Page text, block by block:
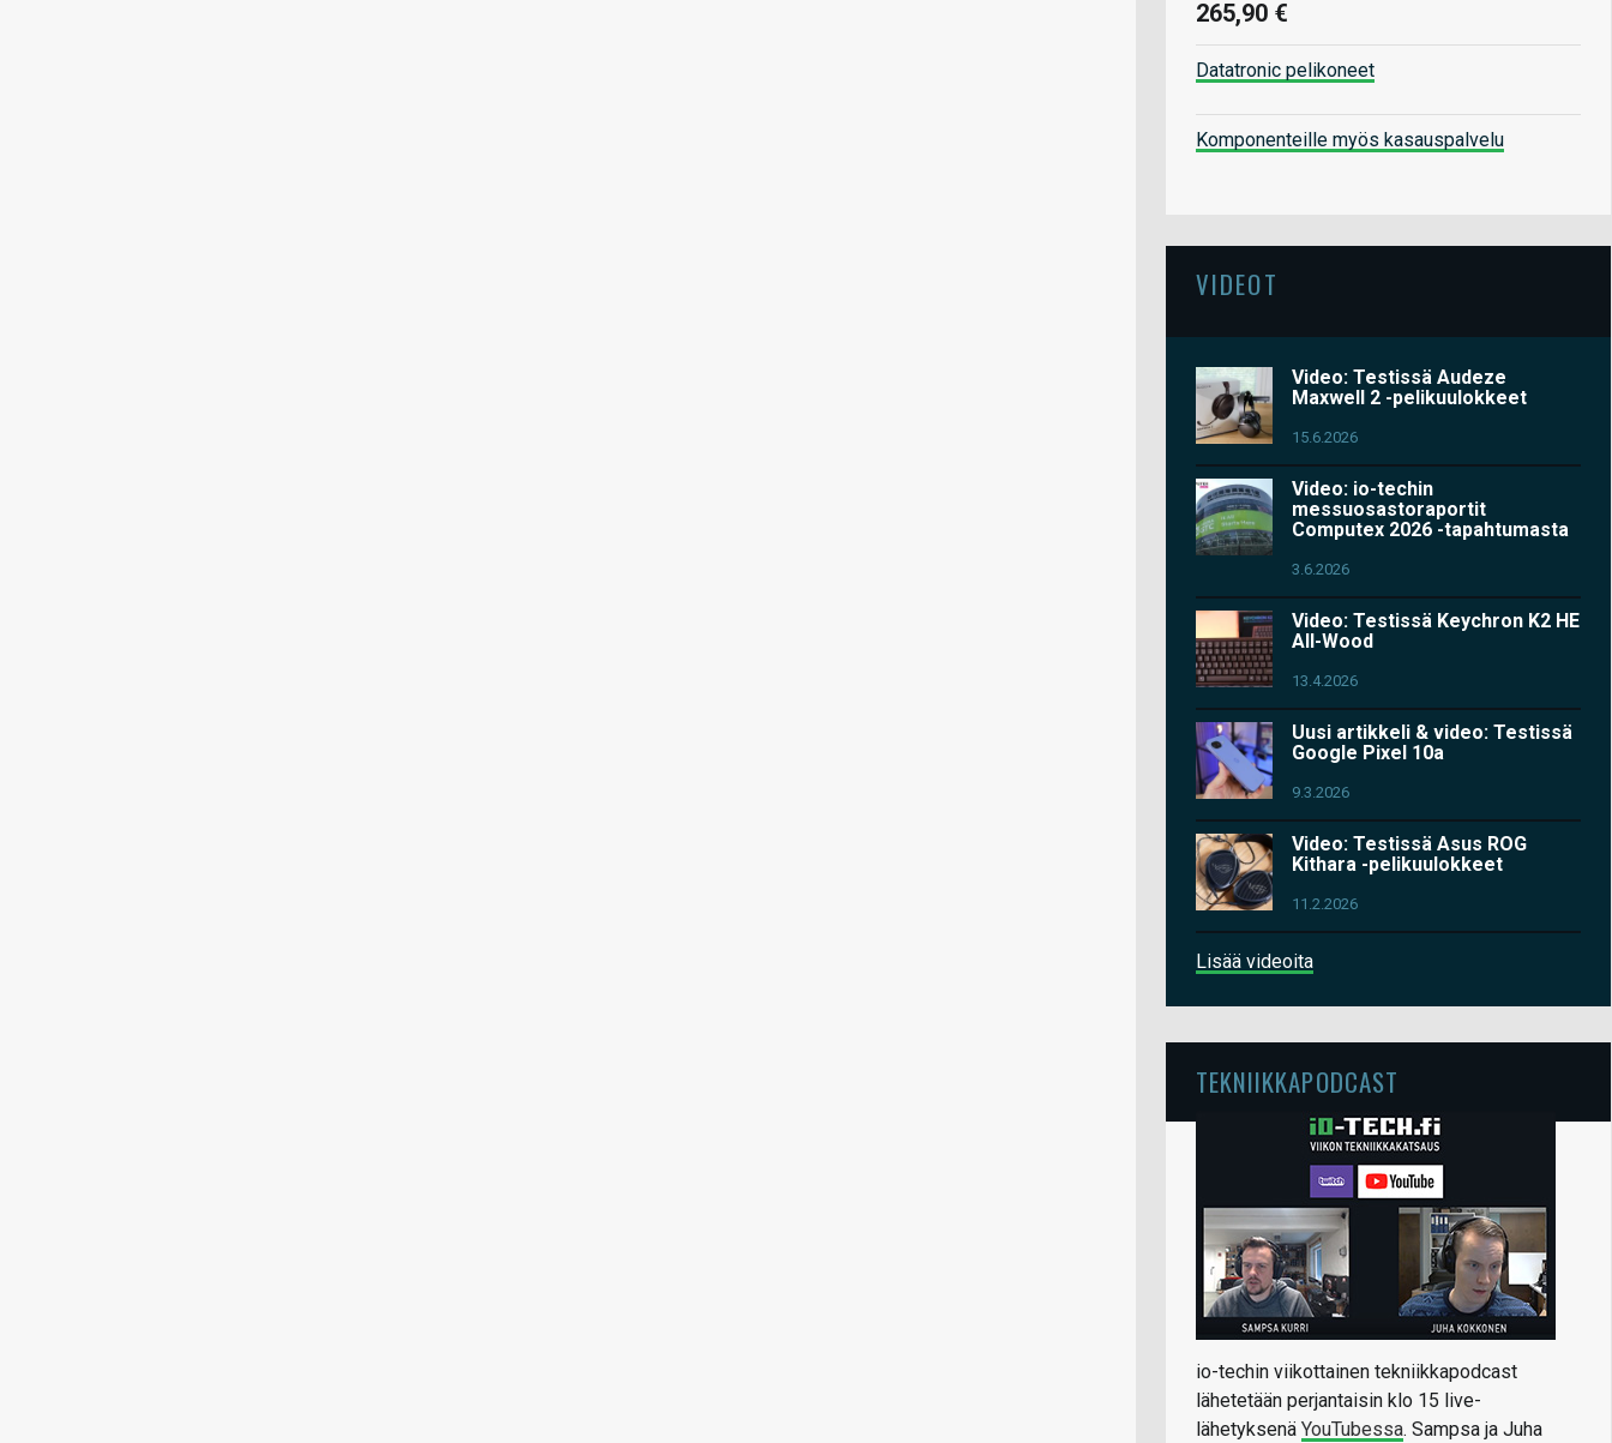
265,90 €
Datatronic pelikoneet
Komponenteille myös kasauspalvelu
VIDEOT
Video: Testissä Audeze
Maxwell 2 -pelikuulokkeet
15.6.2026
Video: io-techin
messuosastoraportit
Computex 2026 -tapahtumasta
3.6.2026
Video: Testissä Keychron K2 HE
All-Wood
13.4.2026
Uusi artikkeli & video: Testissä
Google Pixel 10a
9.3.2026
Video: Testissä Asus ROG
Kithara -pelikuulokkeet
11.2.2026
Lisää videoita
TEKNIIKKAPODCAST
io-techin viikottainen tekniikkapodcast
lähetetään perjantaisin klo 15 live-
lähetyksenä YouTubessa. Sampsa ja Juha